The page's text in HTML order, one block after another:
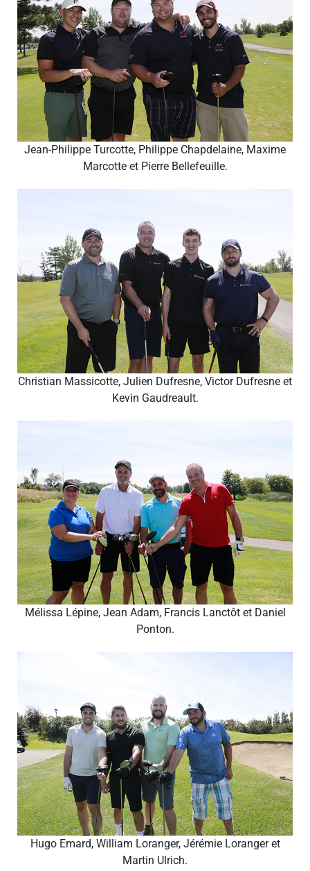
Jean-Philippe Turcotte, Philippe Chapdelaine, Maxime
Marcotte et Pierre Bellefeuille.
Christian Massicotte, Julien Dufresne, Victor Dufresne et
Kevin Gaudreault.
Mélissa Lépine, Jean Adam, Francis Lanctôt et Daniel
Ponton.
Hugo Emard, William Loranger, Jérémie Loranger et
Martin Ulrich.